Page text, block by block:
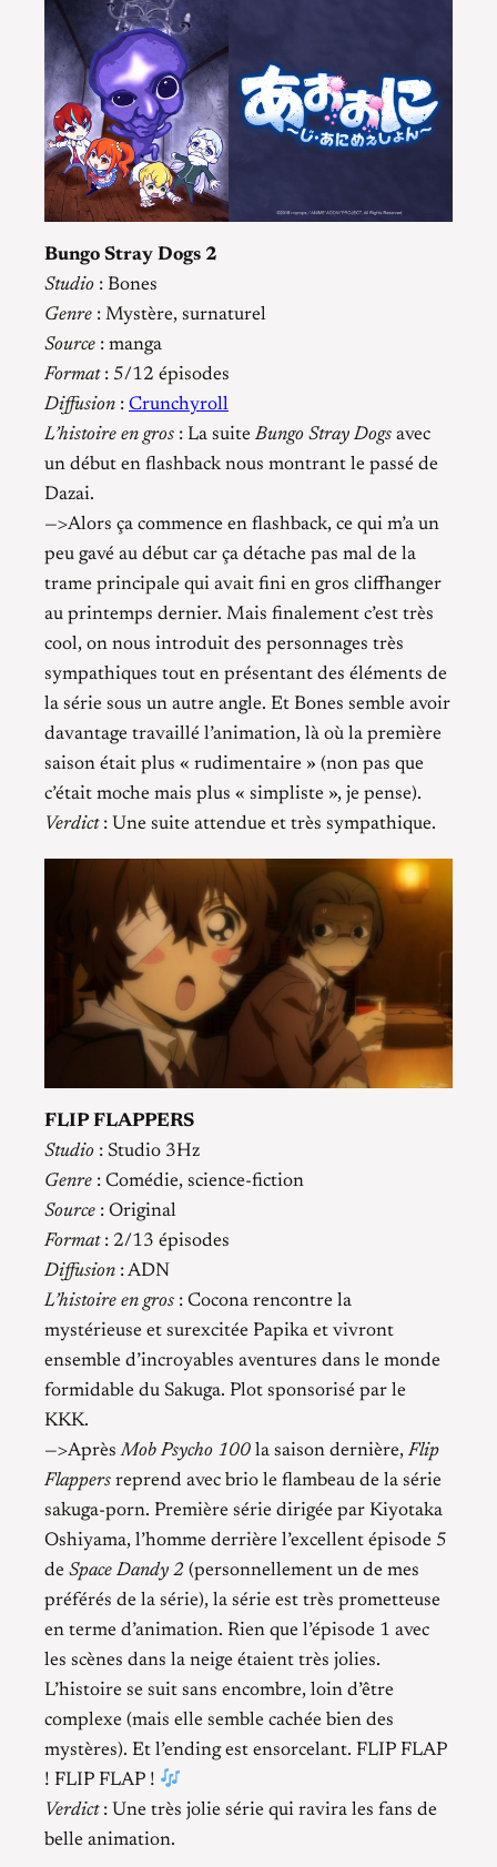
Bungo Stray Dogs 2
Studio : Bones
Genre : Mystère, surnaturel
Source : manga
Format: 5/12 épisodes
Diffusion : Crunchyroll
L’histoire en gros : La suiteBungo Stray Dogs avec
un début en flashback nous montrant le passé de
Dazai.
—>Alors ça commence en flashback, ce qui m’a un
peu gavé au début car ça détache pas mal de la
trame principale qui avait fini en gros cliffhanger
au printemps dernier. Mais finalement c’est très
cool, on nous introduit des personnages très
sympathiques tout en présentant des éléments de
la série sous un autre angle. Et Bones semble avoir
davantage travaillé l’animation, là où la première
saison était plus « rudimentaire » (non pas que
c’était moche mais plus « simpliste », je pense).
Verdict: Une suite attendue et très sympathique.
FLIP FLAPPERS
Studio : Studio 3Hz
Genre : Comédie, science-fiction
Source : Original
Format: 2/13 épisodes
Diffusion : ADN
L’histoire en gros : Cocona rencontre la
mystérieuse et surexcitée Papika et vivront
ensemble d’incroyables aventures dans le monde
formidable du Sakuga. Plot sponsorisé par le
KKK.
—>AprèsMob Psycho 100 la saison dernière, Flip
Flappers reprend avec brio le flambeau de la série
sakuga-porn. Première série dirigée par Kiyotaka
Oshiyama, l’homme derrière l’excellent épisode 5
de Space Dandy 2 (personnellement un de mes
préférés de la série), la série est très prometteuse
en terme d’animation. Rien que l’épisode 1 avec
les scènes dans la neige étaient très jolies.
L’histoire se suit sans encombre, loin d’être
complexe (mais elle semble cachée bien des
mystères). Et l’ending est ensorcelant. FLIP FLAP
! FLIP FLAP !
Verdict: Une très jolie série qui ravira les fans de
belle animation.